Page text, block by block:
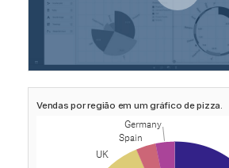
Vendas por região em um gráfico de pizza.